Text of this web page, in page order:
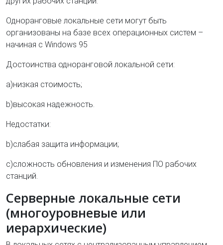
Одноранговые локальные сети могут быть
организованы на базе всех операционных систем –
начиная с Windows 95
Достоинства одноранговой локальной сети:
a)низкая стоимость;
b)высокая надежность.
Недостатки:
b)слабая защита информации;
c)сложность обновления и изменения ПО рабочих
станций.
Серверные локальные сети
(многоуровневые или
иерархические)